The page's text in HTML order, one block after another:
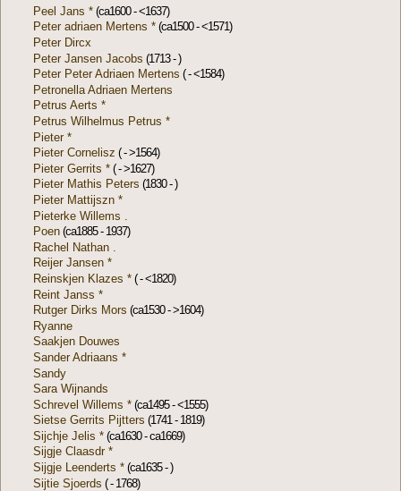
Peel Jans * (ca1600 - <1637)
Peter adriaen Mertens * (ca1500 - <1571)
Peter Dircx
Peter Jansen Jacobs (1713 - )
Peter Peter Adriaen Mertens ( - <1584)
Petronella Adriaen Mertens
Petrus Aerts *
Petrus Wilhelmus Petrus *
Pieter *
Pieter Cornelisz ( - >1564)
Pieter Gerrits * ( - >1627)
Pieter Mathis Peters (1830 - )
Pieter Mattijszn *
Pieterke Willems .
Poen (ca1885 - 1937)
Rachel Nathan .
Reijer Jansen *
Reinskjen Klazes * ( - <1820)
Reint Janss *
Rutger Dirks Mors (ca1530 - >1604)
Ryanne
Saakjen Douwes
Sander Adriaans *
Sandy
Sara Wijnands
Schrevel Willems * (ca1495 - <1555)
Sietse Gerrits Pijtters (1741 - 1819)
Sijchje Jelis * (ca1630 - ca1669)
Sijgje Claasdr *
Sijgje Leenderts * (ca1635 - )
Sijtie Sjoerds ( - 1768)